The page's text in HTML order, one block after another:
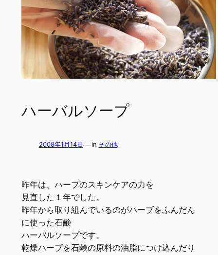
ハーバルソープ
2008年1月14日 —in その他
昨年は、ハーブのスキンケアの力を
見直した１年でした。
昨年から取り組んでいるのがハーブをふんだん
に使った石鹸
ハーバルソープです。
乾燥ハーブを石鹸の原料の油脂につけ込んだり